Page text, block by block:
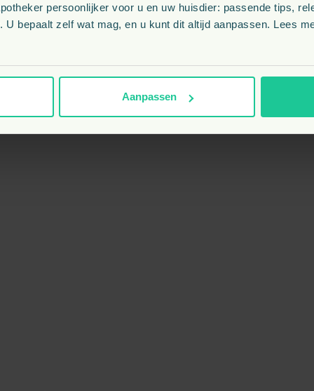
persoonlijker voor u en uw huisdier: passende tips,
U bepaalt zelf wat mag, en u kunt dit altijd aanpassen. Lees
Aanpassen